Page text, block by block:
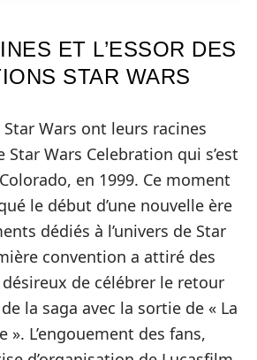
ET L’ESSOR DES
STAR WARS
Wars ont leurs racines
Wars Celebration qui s’est
en 1999. Ce moment
le début d’une nouvelle ère
dédiés à l’univers de Star
convention a attiré des
de célébrer le retour
la saga avec la sortie de « La
». L’engouement des fans,